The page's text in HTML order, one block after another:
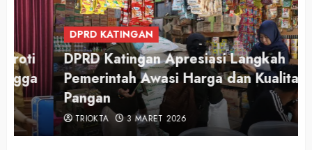
DPRD KATINGAN
DPRD Katingan Apresiasi Langkah
Pemerintah Awasi Harga dan Kualitas
Pangan
TRIOKTA 3 MARET 2026